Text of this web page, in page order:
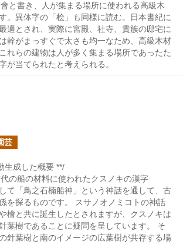
會と書き、人が集まる場所に使われる高級木
。異体字の「桧」も同様に読む。日本書紀に
適とされ、実際に宮殿、社寺、貴族の邸宅に
幹がまっすぐで太さも均一なため、高級木材
れらの建物は人が多く集まる場所であったた
が当てられたと考えられる。
芸
生成した概要 **/
の船の材料に使われたクスノキの漢字
て「鳥之石楠船神」という神話を通して、古
を探るものです。 スサノオノミコトの神話
檜と共に誕生したとされますが、クスノキは
葉樹であることに疑問を呈しています。 そ
針葉樹と南のイメージの広葉樹が共存する場